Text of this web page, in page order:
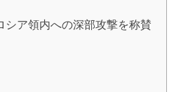
シア領内への深部攻撃を称賛